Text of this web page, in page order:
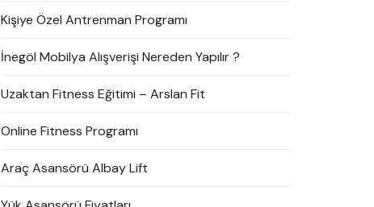
Kişiye Özel Antrenman Programı
İnegöl Mobilya Alışverişi Nereden Yapılır ?
Uzaktan Fitness Eğitimi – Arslan Fit
Online Fitness Programı
Araç Asansörü Albay Lift